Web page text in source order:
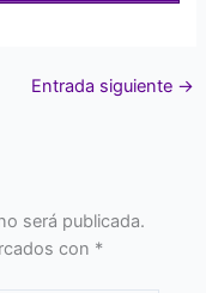
Entrada siguiente →
será publicada.
con *